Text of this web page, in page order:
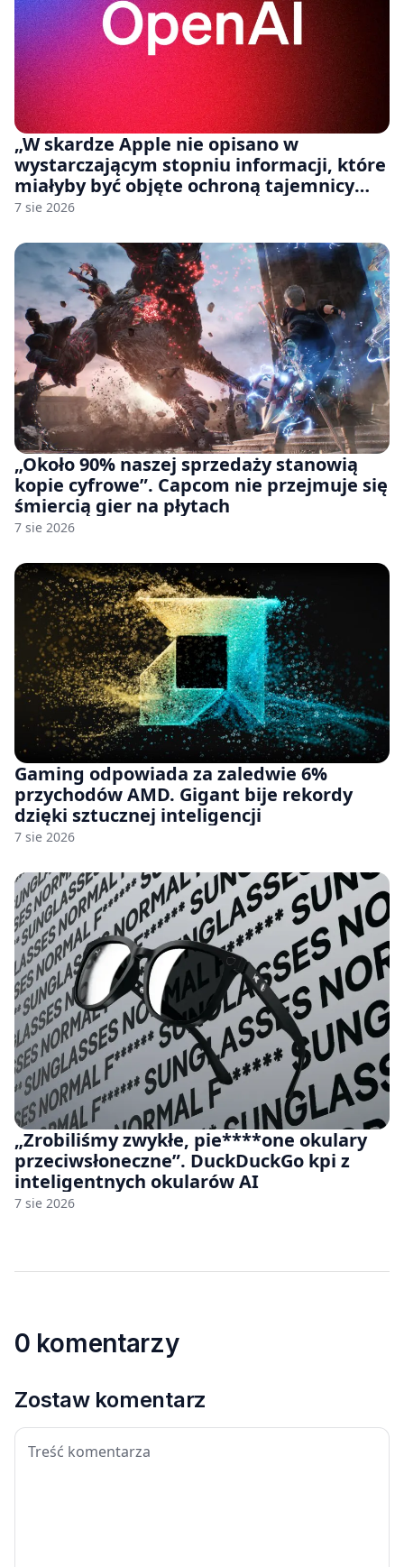
„W skardze Apple nie opisano w
wystarczającym stopniu informacji, które
miałyby być objęte ochroną tajemnicy
handlowej”. OpenAI żąda odrzucenia
7 sie 2026
„Około 90% naszej sprzedaży stanowią
kopie cyfrowe”. Capcom nie przejmuje się
śmiercią gier na płytach
7 sie 2026
Gaming odpowiada za zaledwie 6%
przychodów AMD. Gigant bije rekordy
dzięki sztucznej inteligencji
7 sie 2026
„Zrobiliśmy zwykłe, pie****one okulary
przeciwsłoneczne”. DuckDuckGo kpi z
inteligentnych okularów AI
7 sie 2026
0 komentarzy
Zostaw komentarz